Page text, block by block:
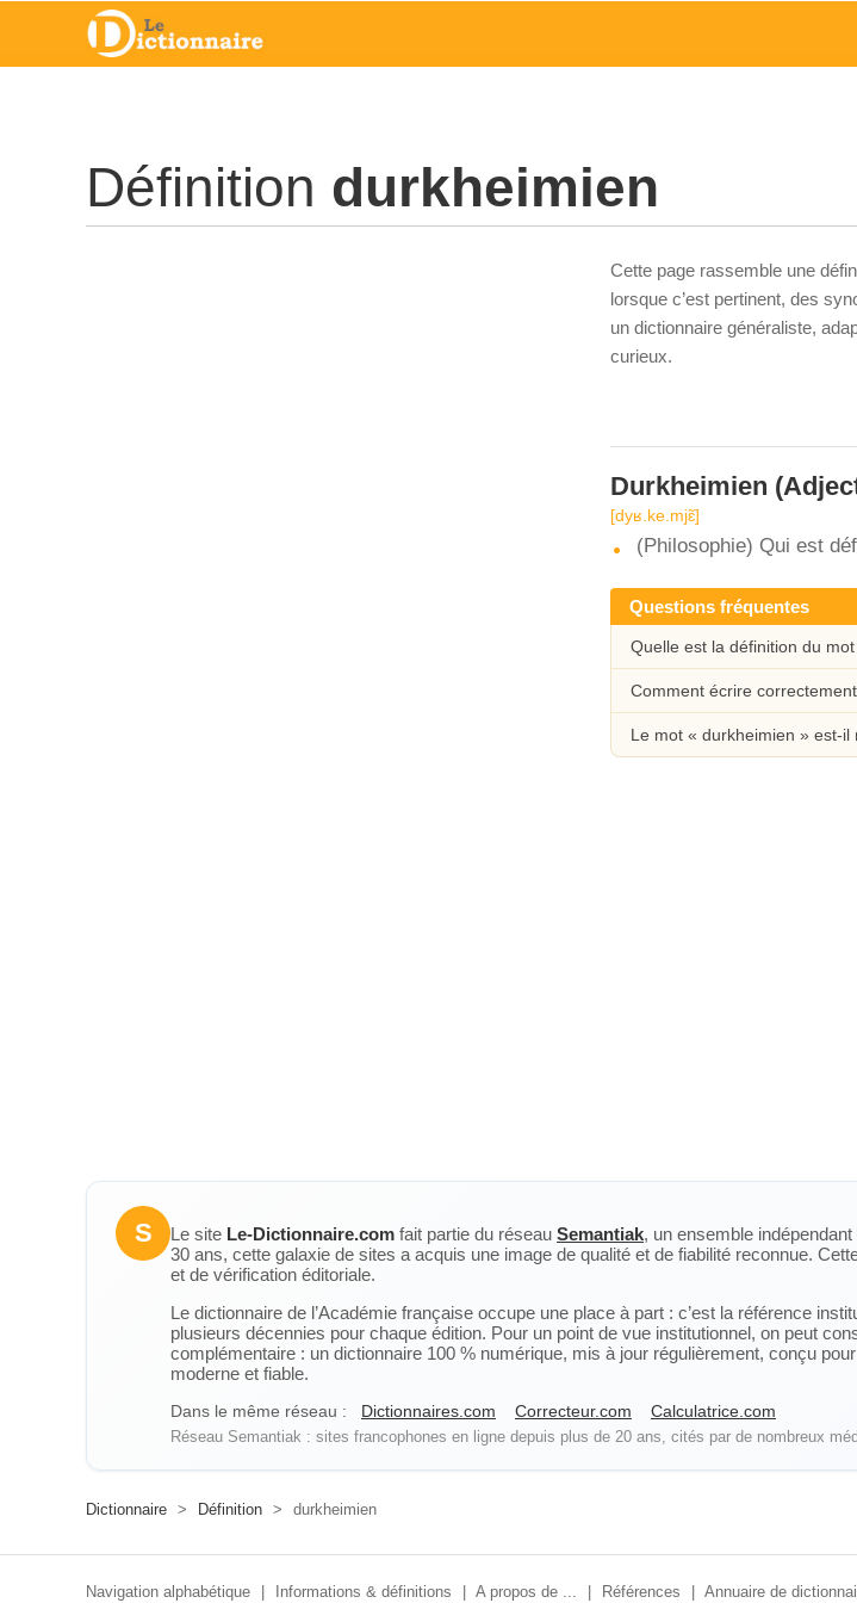
Définition durkheimien
Cette page rassemble une
lorsque c’est pertinent, des
un dictionnaire généraliste,
curieux.
Durkheimien
[dyʁ.ke.mjɛ̃]
(Philosophie) Qui est
Questions fréquentes
Quelle est la définition du
Comment écrire
Le mot « durkheimien » est-il
S Le site Le-Dictionnaire.com fait partie du réseau Semantiak, un ensemble
30 ans, cette galaxie de sites a acquis une image de qualité et de fiabilité reconnue.
et de vérification éditoriale.
Le dictionnaire de l’Académie française occupe une place à part : c’est la référence
plusieurs décennies pour chaque édition. Pour un point de vue institutionnel, on peut
complémentaire : un dictionnaire 100 % numérique, mis à jour régulièrement, conçu
moderne et fiable.
Dans le même réseau : Dictionnaires.com Correcteur.com Calculatrice.com
Réseau Semantiak : sites francophones en ligne depuis plus de 20 ans, cités par de nombreux
Dictionnaire > Définition > durkheimien
Navigation alphabétique Informations & définitions A propos de ... Références Annuaire de